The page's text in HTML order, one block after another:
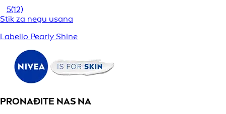
5(12)
Stik za negu usana
Labello Pearly Shine
PRONAĐITE NAS NA